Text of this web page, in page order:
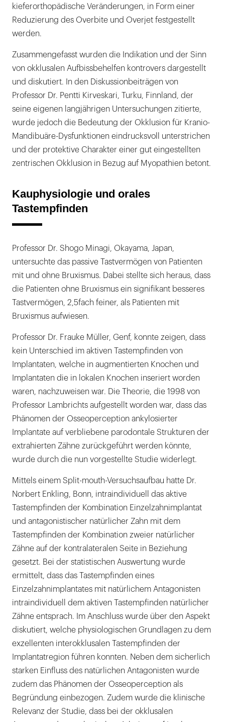
kieferorthopädische Veränderungen, in Form einer
Reduzierung des Overbite und Overjet festgestellt
werden.
Zusammengefasst wurden die Indikation und der Sinn
von okklusalen Aufbissbehelfen kontrovers dargestellt
und diskutiert. In den Diskussionbeiträgen von
Professor Dr. Pentti Kirveskari, Turku, Finnland, der
seine eigenen langjährigen Untersuchungen zitierte,
wurde jedoch die Bedeutung der Okklusion für Kranio-
Mandibuäre-Dysfunktionen eindrucksvoll unterstrichen
und der protektive Charakter einer gut eingestellten
zentrischen Okklusion in Bezug auf Myopathien betont.
Kauphysiologie und orales
Tastempfinden
Professor Dr. Shogo Minagi, Okayama, Japan,
untersuchte das passive Tastvermögen von Patienten
mit und ohne Bruxismus. Dabei stellte sich heraus, dass
die Patienten ohne Bruxismus ein signifikant besseres
Tastvermögen, 2,5fach feiner, als Patienten mit
Bruxismus aufwiesen.
Professor Dr. Frauke Müller, Genf, konnte zeigen, dass
kein Unterschied im aktiven Tastempfinden von
Implantaten, welche in augmentierten Knochen und
Implantaten die in lokalen Knochen inseriert worden
waren, nachzuweisen war. Die Theorie, die 1998 von
Professor Lambrichts aufgestellt worden war, dass das
Phänomen der Osseoperception ankylosierter
Implantate auf verbliebene parodontale Strukturen der
extrahierten Zähne zurückgeführt werden könnte,
wurde durch die nun vorgestellte Studie widerlegt.
Mittels einem Split-mouth-Versuchsaufbau hatte Dr.
Norbert Enkling, Bonn, intraindividuell das aktive
Tastempfinden der Kombination Einzelzahnimplantat
und antagonistischer natürlicher Zahn mit dem
Tastempfinden der Kombination zweier natürlicher
Zähne auf der kontralateralen Seite in Beziehung
gesetzt. Bei der statistischen Auswertung wurde
ermittelt, dass das Tastempfinden eines
Einzelzahnimplantates mit natürlichem Antagonisten
intraindividuell dem aktiven Tastempfinden natürlicher
Zähne entsprach. Im Anschluss wurde über den Aspekt
diskutiert, welche physiologischen Grundlagen zu dem
exzellenten interokklusalen Tastempfinden der
Implantatregion führen konnten. Neben dem sicherlich
starken Einfluss des natürlichen Antagonisten wurde
zudem das Phänomen der Osseoperception als
Begründung einbezogen. Zudem wurde die klinische
Relevanz der Studie, dass bei der okklusalen